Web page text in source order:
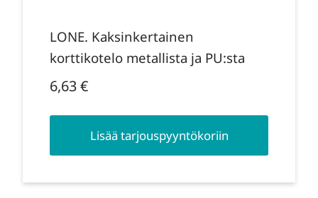
LONE. Kaksinkertainen
korttikotelo metallista ja PU:sta
6,63€
Lisää tarjouspyyntökoriin